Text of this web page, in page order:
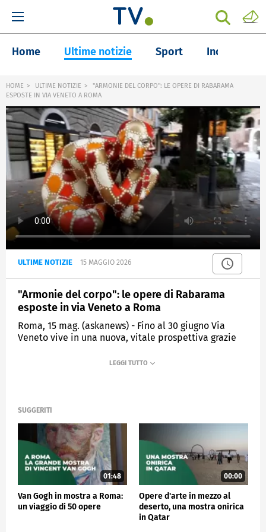
Home Ultime notizie Sport Inchieste
HOME ULTIME NOTIZIE
"ARMONIE DEL CORPO": LE OPERE DI RABARAMA
ESPOSTE IN VIA VENETO A ROMA
ULTIME NOTIZIE 15 MAGGIO 2026
"Armonie del corpo": le opere di Rabarama
esposte in via Veneto a Roma
Roma, 15 mag. (askanews) - Fino al 30 giugno Via
Veneto vive in una nuova, vitale prospettiva grazie
Corpo" della scultrice romana, padovana d'adozione,
corpo umano in una sorta di realismo magico tra
"Raccontano un po' quello il percorso di ogni essere
umano, quello che io vorrei suggerire come percorso,
in un'era in cui siamo portati verso la
disumanizzazione, trovare il tempo per riflettere su
se stessi, per trovare la propria consapevolezza e
per amarsi un po' di più" spiega l'artista Rabarama.
Sculture che dialogano tra loro costruendo una
SUGGERITI
01:48
Van Gogh in mostra a Roma:
un viaggio di 50 opere
00:00
Opere d'arte in mezzo al
deserto, una mostra onirica
in Qatar